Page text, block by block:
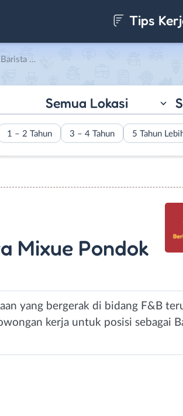
Tips
Pangan
Semua Lokasi
1 – 2 Tahun 3 – 4 Tahun 5 Tahun
Mixue Pondok
yang bergerak di bidang F&B
kerja untuk posisi sebagai